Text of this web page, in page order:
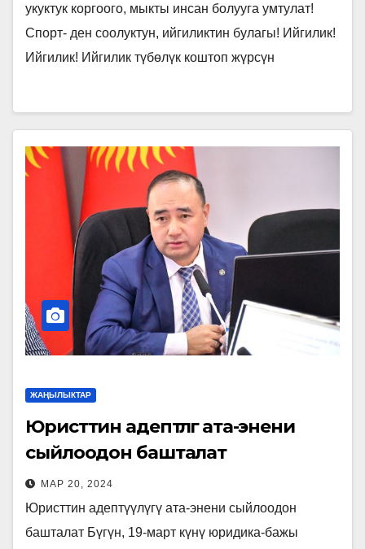
укуктук коргоого, мыкты инсан болууга умтулат!
Спорт- ден соолуктун, ийгиликтин булагы! Ийгилик!
Ийгилик! Ийгилик түбөлүк коштоп жүрсүн
ЖАҢЫЛЫКТАР
Юристтин адептүүлүгү ата-энени
сыйлоодон башталат
МАР 20, 2024
Юристтин адептүүлүгү ата-энени сыйлоодон
башталат Бүгүн, 19-март күнү юридика-бажы